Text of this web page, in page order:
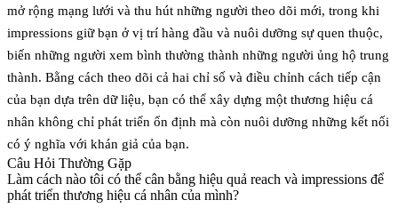
mở rộng mạng lưới và thu hút những người theo dõi mới, trong khi
impressions giữ bạn ở vị trí hàng đầu và nuôi dưỡng sự quen thuộc,
biến những người xem bình thường thành những người ủng hộ trung
thành. Bằng cách theo dõi cả hai chỉ số và điều chỉnh cách tiếp cận
của bạn dựa trên dữ liệu, bạn có thể xây dựng một thương hiệu cá
nhân không chỉ phát triển ổn định mà còn nuôi dưỡng những kết nối
có ý nghĩa với khán giả của bạn.
Câu Hỏi Thường Gặp
Làm cách nào tôi có thể cân bằng hiệu quả reach và impressions để
phát triển thương hiệu cá nhân của mình?